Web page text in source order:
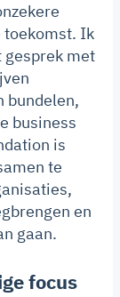
toekomst. Ik
gesprek met
bundelen,
business
is
te
en
gaan.
focus